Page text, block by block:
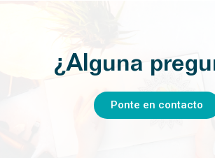
¿Alguna
Ponte en contacto